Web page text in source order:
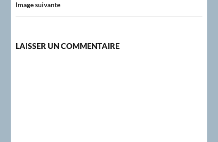
Image suivante
LAISSER UN COMMENTAIRE